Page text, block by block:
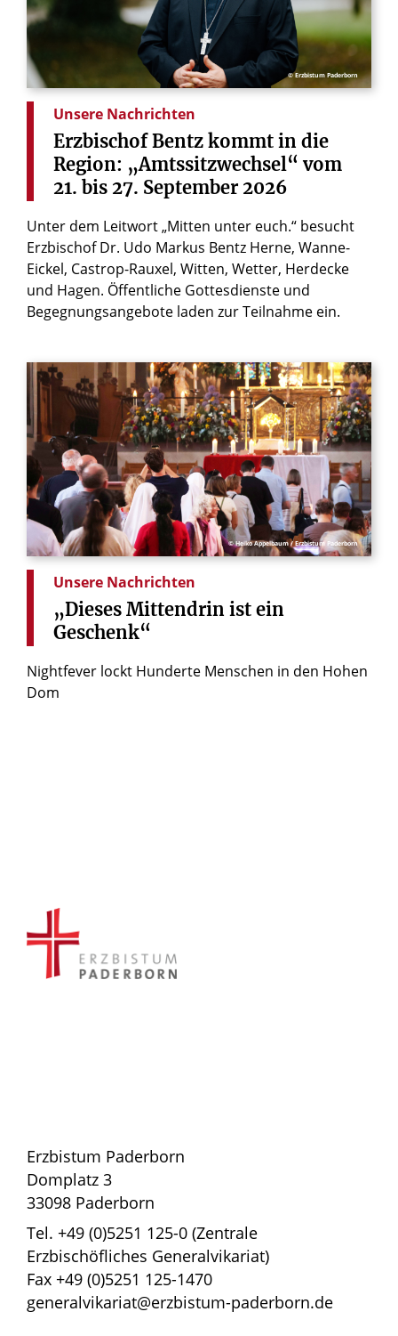
© Erzbistum Paderborn
Unsere Nachrichten
Erzbischof Bentz kommt in die
Region: „Amtssitzwechsel“ vom
21. bis 27. September 2026
Unter dem Leitwort „Mitten unter euch.“ besucht
Erzbischof Dr. Udo Markus Bentz Herne, Wanne-
Eickel, Castrop-Rauxel, Witten, Wetter, Herdecke
und Hagen. Öffentliche Gottesdienste und
Begegnungsangebote laden zur Teilnahme ein.
© Heiko Appelbaum / Erzbistum Paderborn
Unsere Nachrichten
„Dieses Mittendrin ist ein
Geschenk“
Nightfever lockt Hunderte Menschen in den Hohen
Dom
Erzbistum Paderborn
Domplatz 3
33098 Paderborn
Tel. +49 (0)5251 125-0 (Zentrale
Erzbischöfliches Generalvikariat)
Fax +49 (0)5251 125-1470
generalvikariat@erzbistum-paderborn.de